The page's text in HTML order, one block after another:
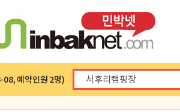
예약인원 2명)